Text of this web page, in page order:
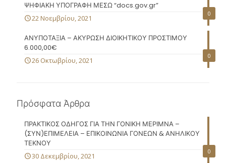
0
ΨΗΦΙΑΚΗ ΥΠΟΓΡΑΦΗ ΜΕΣΩ “docs.gov.gr”
22 Νοεμβρίου, 2021
0
ΑΝΥΠΟΤΑΞΙΑ – ΑΚΥΡΩΣΗ ΔΙΟΙΚΗΤΙΚΟΥ ΠΡΟΣΤΙΜΟΥ
6.000,00€
26 Οκτωβρίου, 2021
Πρόσφατα Άρθρα
0
ΠΡΑΚΤΙΚΟΣ ΟΔΗΓΟΣ ΓΙΑ ΤΗΝ ΓΟΝΙΚΗ ΜΕΡΙΜΝΑ –
(ΣΥΝ)ΕΠΙΜΕΛΕΙΑ – ΕΠΙΚΟΙΝΩΝΙΑ ΓΟΝΕΩΝ & ΑΝΗΛΙΚΟΥ
ΤΕΚΝΟΥ
30 Δεκεμβρίου, 2021